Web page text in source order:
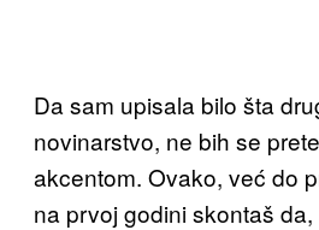
Da sam upisala bilo šta
novinarstvo, ne bih se
akcentom. Ovako, već do
na prvoj godini skontaš